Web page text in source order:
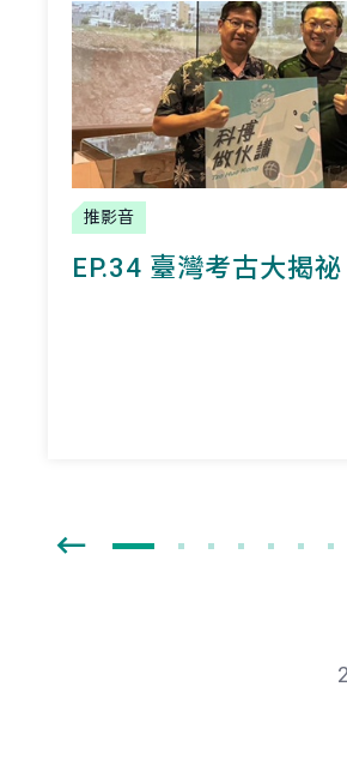
推影音
EP.34 臺灣考古大揭祕